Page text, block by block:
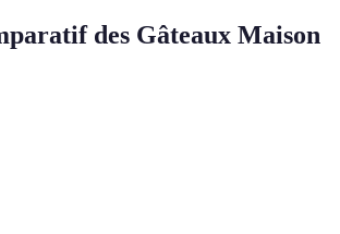
des Gâteaux Maison